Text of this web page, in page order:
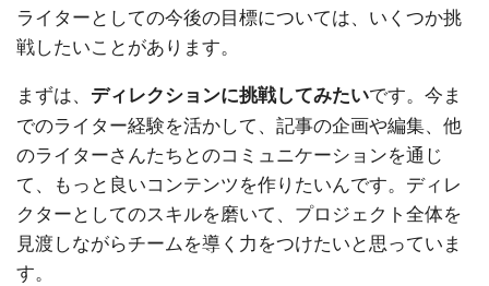
ライターとしての今後の目標については、いくつか挑
戦したいことがあります。
まずは、 ディレクションに挑戦してみたいです。今ま
でのライター経験を活かして、記事の企画や編集、他
のライターさんたちとのコミュニケーションを通じ
て、もっと良いコンテンツを作りたいんです。ディレ
クターとしてのスキルを磨いて、プロジェクト全体を
見渡しながらチームを導く力をつけたいと思っていま
す。